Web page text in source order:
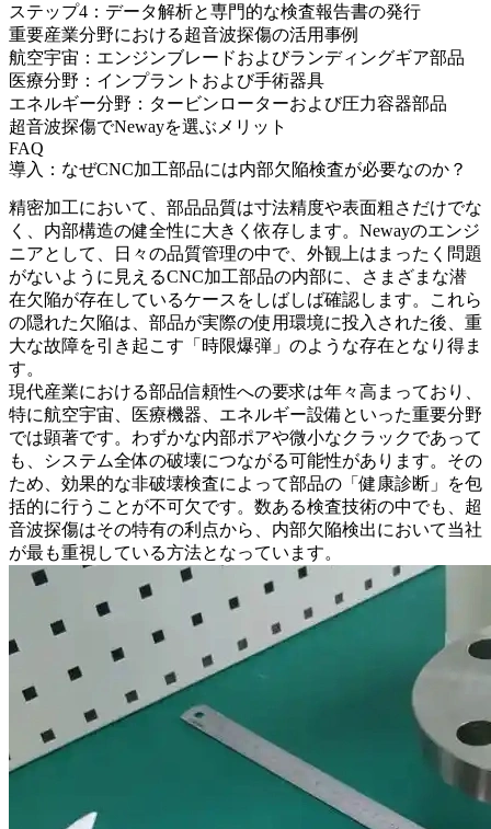
ステップ4：データ解析と専門的な検査報告書の発行
重要産業分野における超音波探傷の活用事例
航空宇宙：エンジンブレードおよびランディングギア部品
医療分野：インプラントおよび手術器具
エネルギー分野：タービンローターおよび圧力容器部品
超音波探傷でNewayを選ぶメリット
FAQ
導入：なぜCNC加工部品には内部欠陥検査が必要なのか？
精密加工において、部品品質は寸法精度や表面粗さだけでな
く、内部構造の健全性に大きく依存します。Newayのエンジ
ニアとして、日々の品質管理の中で、外観上はまったく問題
がないように見えるCNC加工部品の内部に、さまざまな潜
在欠陥が存在しているケースをしばしば確認します。これら
の隠れた欠陥は、部品が実際の使用環境に投入された後、重
大な故障を引き起こす「時限爆弾」のような存在となり得ま
す。
現代産業における部品信頼性への要求は年々高まっており、
特に航空宇宙、医療機器、エネルギー設備といった重要分野
では顕著です。わずかな内部ポアや微小なクラックであって
も、システム全体の破壊につながる可能性があります。その
ため、効果的な非破壊検査によって部品の「健康診断」を包
括的に行うことが不可欠です。数ある検査技術の中でも、超
音波探傷はその特有の利点から、内部欠陥検出において当社
が最も重視している方法となっています。